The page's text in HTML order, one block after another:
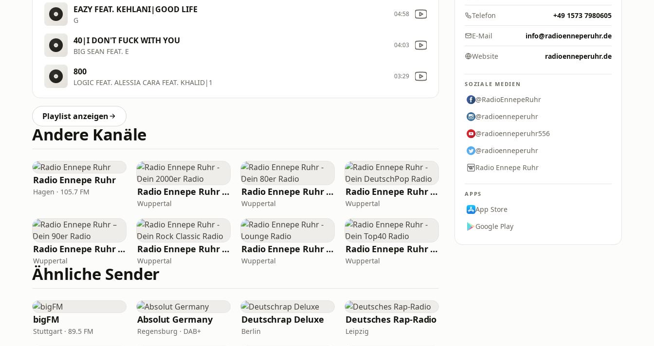
EAZY FEAT. KEHLANI|GOOD LIFE
G
04:58
40|I DON'T FUCK WITH YOU
BIG SEAN FEAT. E
04:03
800
LOGIC FEAT. ALESSIA CARA FEAT. KHALID|1
03:29
Playlist anzeigen
Andere Kanäle
Radio Ennepe Ruhr
Hagen · 105.7 FM Radio Ennepe Ruhr - Dein 2000er Radio
Wuppertal
Radio Ennepe Ruhr - Dein 80er Radio
Wuppertal
Radio Ennepe Ruhr - Dein DeutschPop Radio
Wuppertal
Radio Ennepe Ruhr – Dein 90er Radio
Wuppertal
Radio Ennepe Ruhr - Dein Rock Classic Radio
Wuppertal
Radio Ennepe Ruhr - Lounge Radio
Wuppertal
Radio Ennepe Ruhr - Dein Top40 Radio
Wuppertal
Ähnliche Sender
bigFM
Stuttgart · 89.5 FM
Absolut Germany
Regensburg · DAB+
Deutschrap Deluxe
Berlin
Deutsches Rap-Radio
Leipzig
Telefon +49 1573 7980605
E-Mail info@radioenneperuhr.de
Website radioenneperuhr.de
SOZIALE MEDIEN
@RadioEnnepeRuhr
@radioenneperuhr
@radioenneperuhr556
@radioenneperuhr
Radio Ennepe Ruhr
APPS
App Store
Google Play